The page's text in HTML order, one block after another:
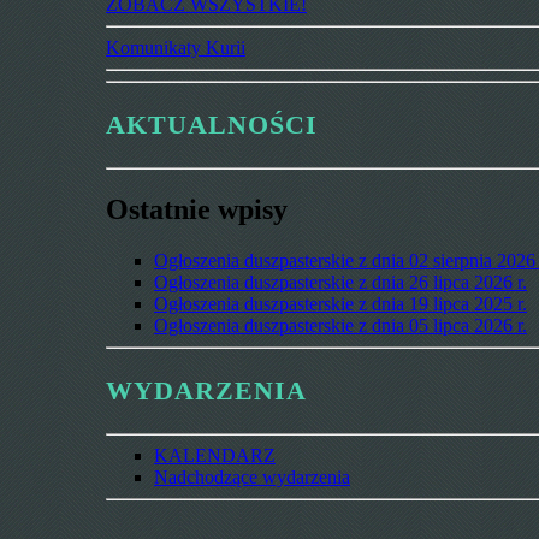
ZOBACZ WSZYSTKIE!
Komunikaty Kurii
AKTUALNOŚCI
Ostatnie wpisy
Ogłoszenia duszpasterskie z dnia 02 sierpnia 2026
Ogłoszenia duszpasterskie z dnia 26 lipca 2026 r.
Ogłoszenia duszpasterskie z dnia 19 lipca 2025 r.
Ogłoszenia duszpasterskie z dnia 05 lipca 2026 r.
WYDARZENIA
KALENDARZ
Nadchodzące wydarzenia